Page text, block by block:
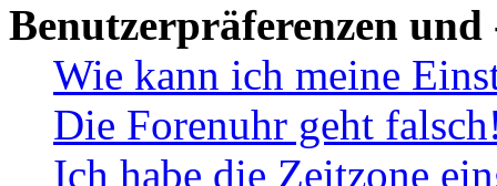
Benutzerpräferenzen und
Wie kann ich meine
Die Forenuhr geht
Ich habe die Zeitzone